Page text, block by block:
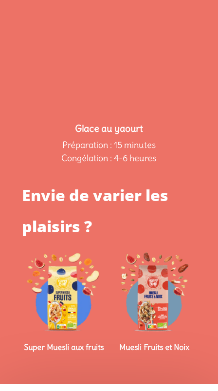
Glace au yaourt
Préparation : 15 minutes
Congélation : 4-6 heures
Envie de varier les
plaisirs ?
Super Muesli aux fruits Muesli Fruits et Noix